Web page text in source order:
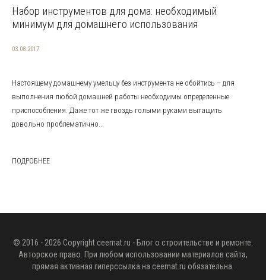
Набор инструментов для дома: необходимый
минимум для домашнего использования
03.08.2017
Настоящему домашнему умельцу без инструмента не обойтись – для
выполнения любой домашней работы необходимы определенные
приспособления. Даже тот же гвоздь голыми руками вытащить
довольно проблематично...
ПОДРОБНЕЕ
© 2016 - 2026 Copyright ceemat.ru - Блог о строительстве и ремонте.
Авторское право. При любом использовании материалов сайта,
прямая активная гиперссылка на ceemat.ru обязательна.